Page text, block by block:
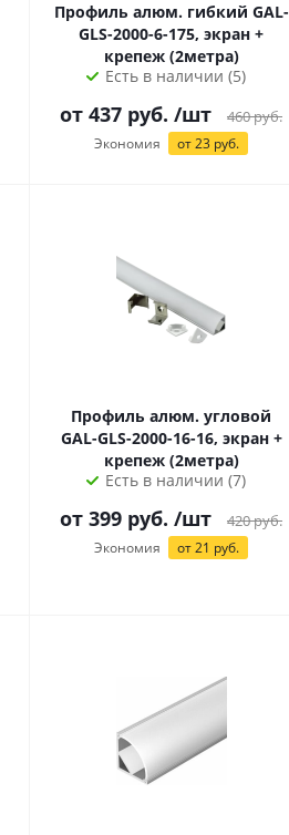
Профиль алюм. гибкий GAL-
GLS-2000-6-175, экран +
крепеж (2метра)
Есть в наличии (5)
от 437 руб. /шт 460руб.
Экономия от23 руб.
Профиль алюм. угловой
GAL-GLS-2000-16-16, экран +
крепеж (2метра)
Есть в наличии (7)
от 399 руб. /шт 420руб.
Экономия от21 руб.